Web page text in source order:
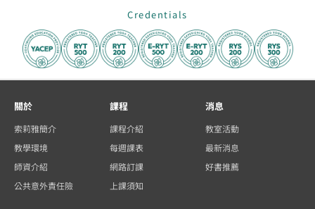
Credentials
關於
索莉雅簡介
教學環境
師資介紹
公共意外責任險
課程
課程介紹
每週課表
網路訂課
上課須知
消息
教室活動
最新消息
好書推薦